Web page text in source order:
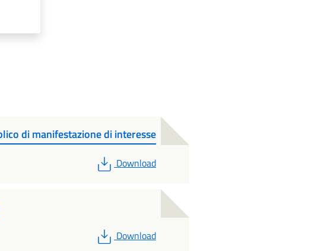
di manifestazione di interesse
PDF
Download
PDF
Download